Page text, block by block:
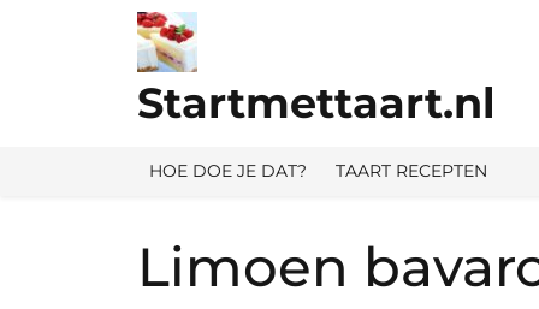
Startmettaart.nl
HOE DOE JE DAT? TAART RECEPTEN
Limoen